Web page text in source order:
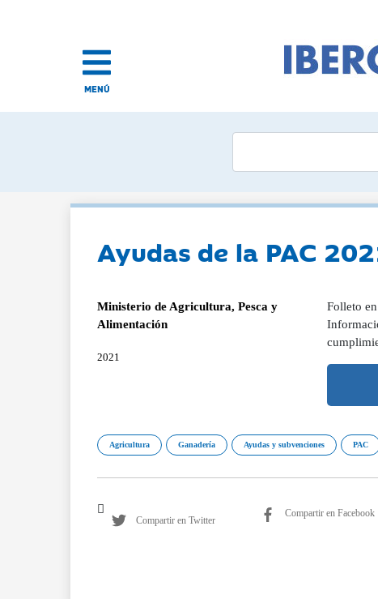
MENÚ
Ayudas de la PAC
Ministerio de Agricultura, Pesca y
Alimentación
2021
Folleto
Agricultura Ganadería Ayudas y subvenciones PAC
Compartir en Twitter
Compartir en Facebook